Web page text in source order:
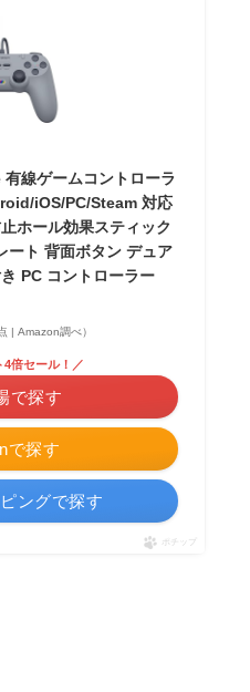
線ゲームコントローラ
iOS/PC/Steam 対応
ホール効果スティック
ート 背面ボタン デュア
PC コントローラー
| Amazon調べ）
で探す
4倍セール！／
で探す
ングで探す
ポチップ